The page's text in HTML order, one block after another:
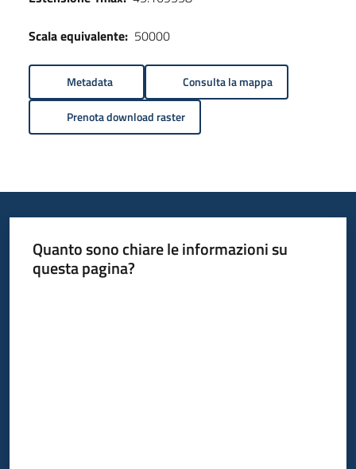
Scala equivalente: 50000
Metadata Consulta la mappa
Prenota download raster
Quanto sono chiare le informazioni su
questa pagina?